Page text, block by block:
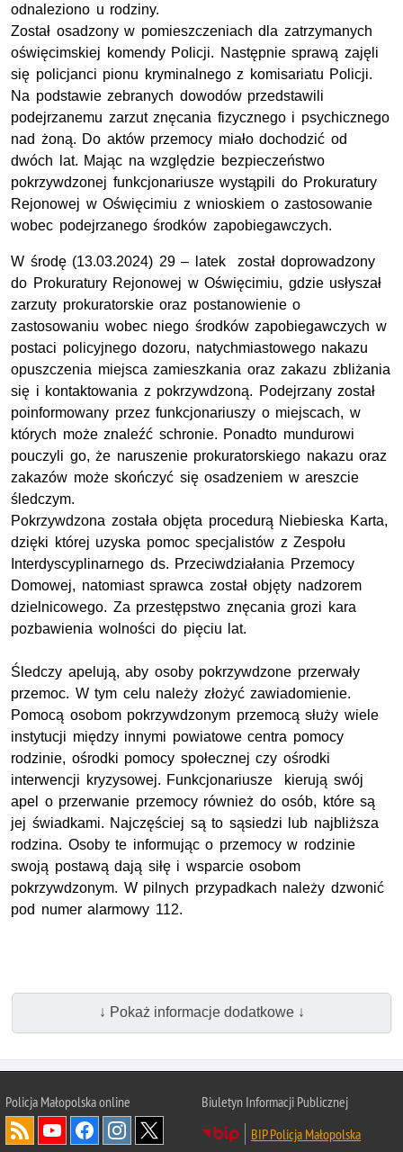
odnaleziono u rodziny.
Został osadzony w pomieszczeniach dla zatrzymanych
oświęcimskiej komendy Policji. Następnie sprawą zajęli
się policjanci pionu kryminalnego z komisariatu Policji.
Na podstawie zebranych dowodów przedstawili
podejrzanemu zarzut znęcania fizycznego i psychicznego
nad żoną. Do aktów przemocy miało dochodzić od
dwóch lat. Mając na względzie bezpieczeństwo
pokrzywdzonej funkcjonariusze wystąpili do Prokuratury
Rejonowej w Oświęcimiu z wnioskiem o zastosowanie
wobec podejrzanego środków zapobiegawczych.
W środę (13.03.2024) 29 – latek został doprowadzony
do Prokuratury Rejonowej w Oświęcimiu, gdzie usłyszał
zarzuty prokuratorskie oraz postanowienie o
zastosowaniu wobec niego środków zapobiegawczych w
postaci policyjnego dozoru, natychmiastowego nakazu
opuszczenia miejsca zamieszkania oraz zakazu zbliżania
się i kontaktowania z pokrzywdzoną. Podejrzany został
poinformowany przez funkcjonariuszy o miejscach, w
których może znaleźć schronie. Ponadto mundurowi
pouczyli go, że naruszenie prokuratorskiego nakazu oraz
zakazów może skończyć się osadzeniem w areszcie
śledczym.
Pokrzywdzona została objęta procedurą Niebieska Karta,
dzięki której uzyska pomoc specjalistów z Zespołu
Interdyscyplinarnego ds. Przeciwdziałania Przemocy
Domowej, natomiast sprawca został objęty nadzorem
dzielnicowego. Za przestępstwo znęcania grozi kara
pozbawienia wolności do pięciu lat.
Śledczy apelują, aby osoby pokrzywdzone przerwały
przemoc. W tym celu należy złożyć zawiadomienie.
Pomocą osobom pokrzywdzonym przemocą służy wiele
instytucji między innymi powiatowe centra pomocy
rodzinie, ośrodki pomocy społecznej czy ośrodki
interwencji kryzysowej. Funkcjonariusze kierują swój
apel o przerwanie przemocy również do osób, które są
jej świadkami. Najczęściej są to sąsiedzi lub najbliższa
rodzina. Osoby te informując o przemocy w rodzinie
swoją postawą dają siłę i wsparcie osobom
pokrzywdzonym. W pilnych przypadkach należy dzwonić
pod numer alarmowy 112.
↓ Pokaż informacje dodatkowe ↓
Policja Małopolska online
Biuletyn Informacji Publicznej
BIP Policja Małopolska